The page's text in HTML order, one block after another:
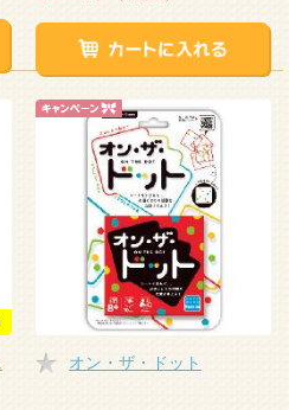
オン・ザ・ドット